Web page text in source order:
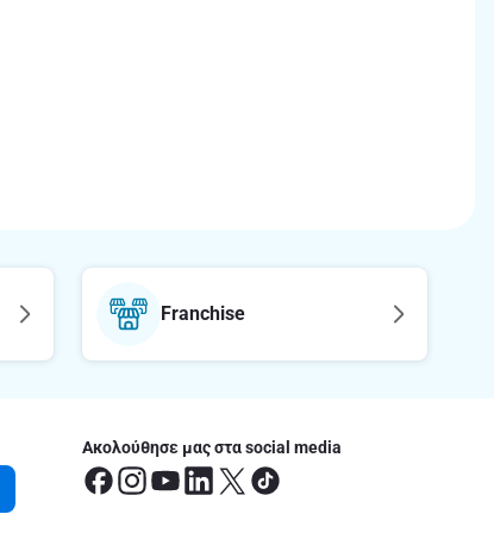
Franchise
Ακολούθησε μας στα social media